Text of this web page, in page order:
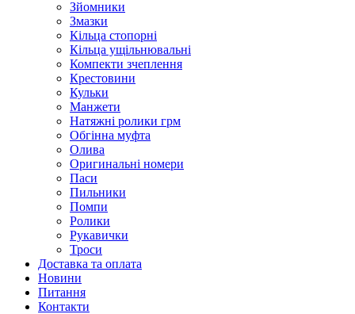
Зйомники
Змазки
Кільца стопорні
Кільца ущільнювальні
Компекти зчеплення
Крестовини
Кульки
Манжети
Натяжні ролики грм
Обгінна муфта
Олива
Оригинальні номери
Паси
Пильники
Помпи
Ролики
Рукавички
Троси
Доставка та оплата
Новини
Питання
Контакти